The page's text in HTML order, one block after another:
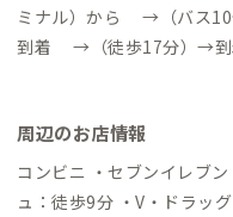
ミナル）から →（バス
到着 →（徒歩17分）→到着 ▼名鉄岐阜駅から →（徒
周辺のお店情報
コンビニ ・セブンイレブン：徒歩3分 スーパ
ュ：徒歩9分 ・V・ドラッ